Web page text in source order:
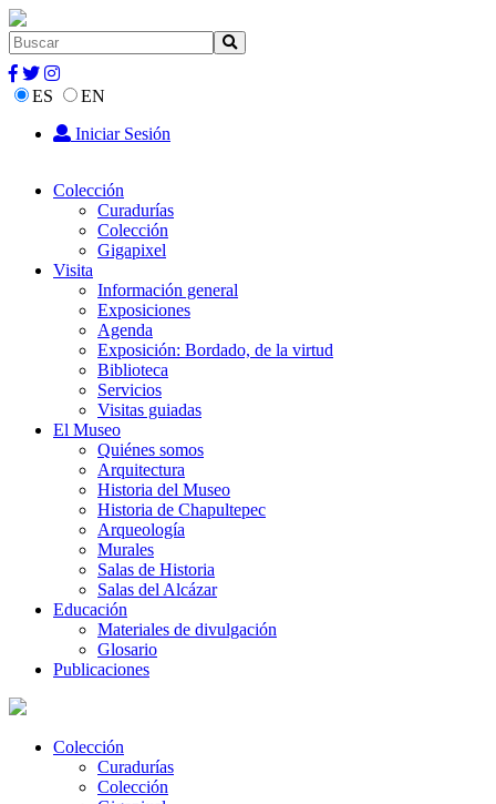
ES
EN
Iniciar Sesión
Colección
Curadurías
Colección
Gigapixel
Visita
Información general
Exposiciones
Agenda
Exposición: Bordado, de la virtud
Biblioteca
Servicios
Visitas guiadas
El Museo
Quiénes somos
Arquitectura
Historia del Museo
Historia de Chapultepec
Arqueología
Murales
Salas de Historia
Salas del Alcázar
Educación
Materiales de divulgación
Glosario
Publicaciones
Colección
Curadurías
Colección